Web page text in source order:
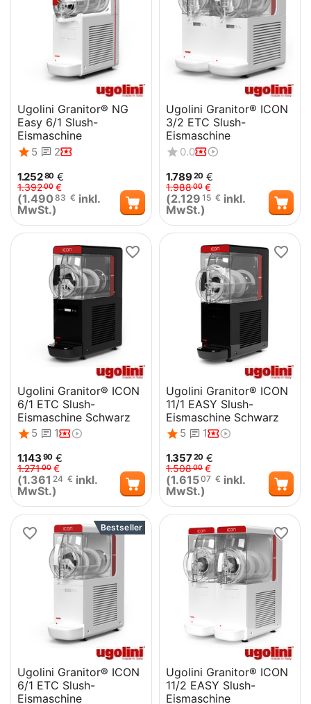
Ugolini Granitor® NG
Easy 6/1 Slush-
Eismaschine
5
2
1.25280 €
1.39200 €
(1.490 83 € inkl.
MwSt.)
Ugolini Granitor® ICON
3/2 ETC Slush-
Eismaschine
0.0
1.78920 €
1.98800 €
(2.129 15 € inkl.
MwSt.)
Ugolini Granitor® ICON
6/1 ETC Slush-
Eismaschine Schwarz
5
1
1.143 90 €
1.27100 €
(1.361 24 € inkl.
MwSt.)
Ugolini Granitor® ICON
11/1 EASY Slush-
Eismaschine Schwarz
5
1
1.35720 €
1.50800 €
(1.61507 € inkl.
MwSt.)
Bestseller
Ugolini Granitor® ICON
6/1 ETC Slush-
Eismaschine
Ugolini Granitor® ICON
11/2 EASY Slush-
Eismaschine